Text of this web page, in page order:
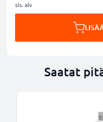
sis. alv
Saatat